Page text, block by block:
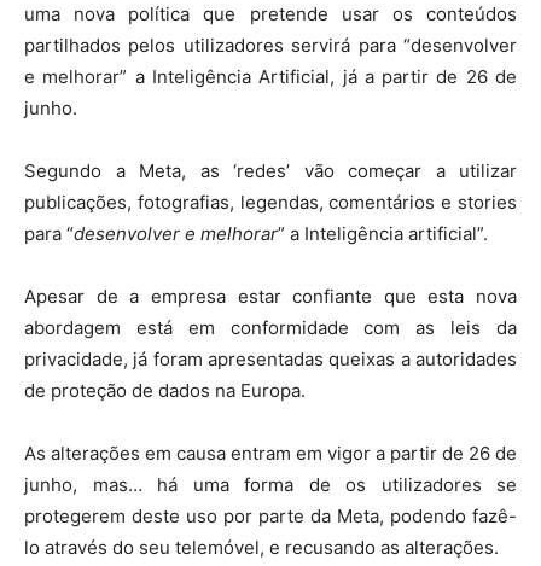
uma nova política que pretende usar os conteúdos
partilhados pelos utilizadores servirá para “desenvolver
e melhorar” a Inteligência Artificial, já a partir de 26 de
junho.
Segundo a Meta, as ‘redes’ vão começar a utilizar
publicações, fotografias, legendas, comentários e stories
para “desenvolver e melhorar” a Inteligência artificial”.
Apesar de a empresa estar confiante que esta nova
abordagem está em conformidade com as leis da
privacidade, já foram apresentadas queixas a autoridades
de proteção de dados na Europa.
As alterações em causa entram em vigor a partir de 26 de
junho, mas… há uma forma de os utilizadores se
protegerem deste uso por parte da Meta, podendo fazê-
lo através do seu telemóvel, e recusando as alterações.